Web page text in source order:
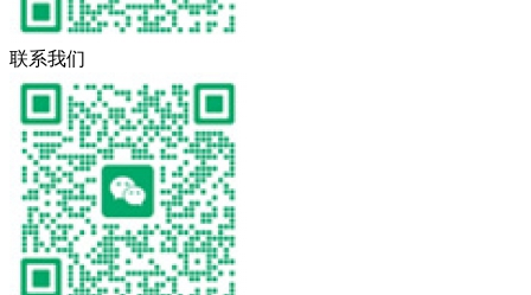
联系我们